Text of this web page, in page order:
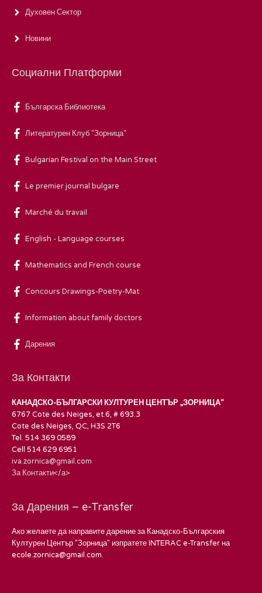
Духовен Сектор
Новини
Социални Платформи
Българска Библиотека
Литературен Клуб "Зорница"
Bulgarian Festival on the Main Street
Le premier journal bulgare
Marché du travail
English - Language courses
Mathematics and French course
Concours Drawings-Poetry-Mat
Information about family doctors
Дарения
За Контакти
КАНАДСКО-БЪЛГАРСКИ КУЛТУРЕН ЦЕНТЪР „ЗОРНИЦА“
6767 Cote des Neiges, et.6, # 693.3
Cote des Neiges, QC, H3S 2T6
Tel. 514 369 0589
Cell 514 629 6951
iva.zornica@gmail.com
За Контакти</а>
За Дарения – e-Transfer
Ако желаете да направите дарение за Канадско-Българския
Културен Център "Зорница" изпратете INTERAC e-Transfer на
ecole.zornica@gmail.com.